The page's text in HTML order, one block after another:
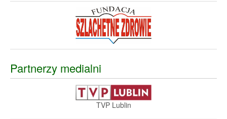
Partnerzy medialni
TVP Lublin